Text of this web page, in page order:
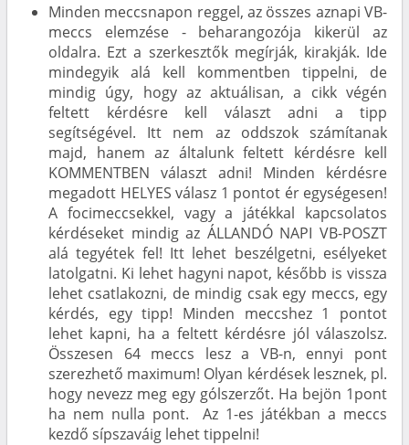
Minden meccsnapon reggel, az összes aznapi VB-
meccs elemzése - beharangozója kikerül az
oldalra. Ezt a szerkesztők megírják, kirakják. Ide
mindegyik alá kell kommentben tippelni, de
mindig úgy, hogy az aktuálisan, a cikk végén
feltett kérdésre kell választ adni a tipp
segítségével. Itt nem az oddszok számítanak
majd, hanem az általunk feltett kérdésre kell
KOMMENTBEN választ adni! Minden kérdésre
megadott HELYES válasz 1 pontot ér egységesen!
A focimeccsekkel, vagy a játékkal kapcsolatos
kérdéseket mindig az ÁLLANDÓ NAPI VB-POSZT
alá tegyétek fel! Itt lehet beszélgetni, esélyeket
latolgatni. Ki lehet hagyni napot, később is vissza
lehet csatlakozni, de mindig csak egy meccs, egy
kérdés, egy tipp! Minden meccshez 1 pontot
lehet kapni, ha a feltett kérdésre jól válaszolsz.
Összesen 64 meccs lesz a VB-n, ennyi pont
szerezhető maximum! Olyan kérdések lesznek, pl.
hogy nevezz meg egy gólszerzőt. Ha bejön 1pont
ha nem nulla pont. Az 1-es játékban a meccs
kezdő sípszaváig lehet tippelni!